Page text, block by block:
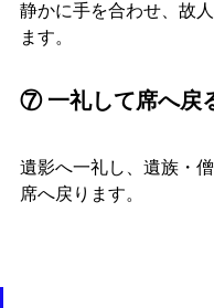
静かに手を合わせ、故
ます。
⑦ 一礼して席へ戻
遺影へ一礼し、遺族・
席へ戻ります。